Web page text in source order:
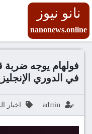
نانو نيوز
nanonews.online
فولهام يوجه ضربة
في الدوري
admin اخبار